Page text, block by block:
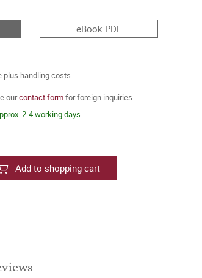
eBook PDF
plus handling costs
ourcontact formfor foreign inquiries.
2-4 working days
Add to shopping cart